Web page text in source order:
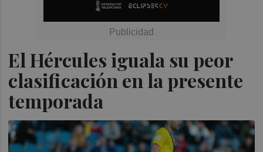
El Hércules iguala su peor
clasificación en la presente
temporada